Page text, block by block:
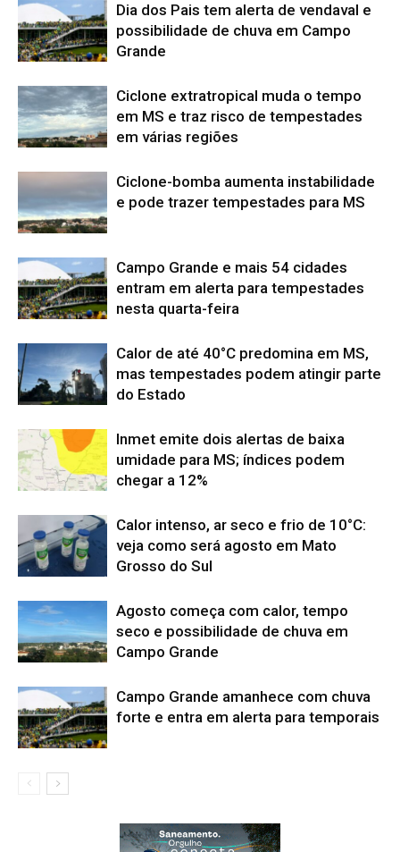
Dia dos Pais tem alerta de vendaval e
possibilidade de chuva em Campo
Grande
Ciclone extratropical muda o tempo
em MS e traz risco de tempestades
em várias regiões
Ciclone-bomba aumenta instabilidade
e pode trazer tempestades para MS
Campo Grande e mais 54 cidades
entram em alerta para tempestades
nesta quarta-feira
Calor de até 40°C predomina em MS,
mas tempestades podem atingir parte
do Estado
Inmet emite dois alertas de baixa
umidade para MS; índices podem
chegar a 12%
Calor intenso, ar seco e frio de 10°C:
veja como será agosto em Mato
Grosso do Sul
Agosto começa com calor, tempo
seco e possibilidade de chuva em
Campo Grande
Campo Grande amanhece com chuva
forte e entra em alerta para temporais